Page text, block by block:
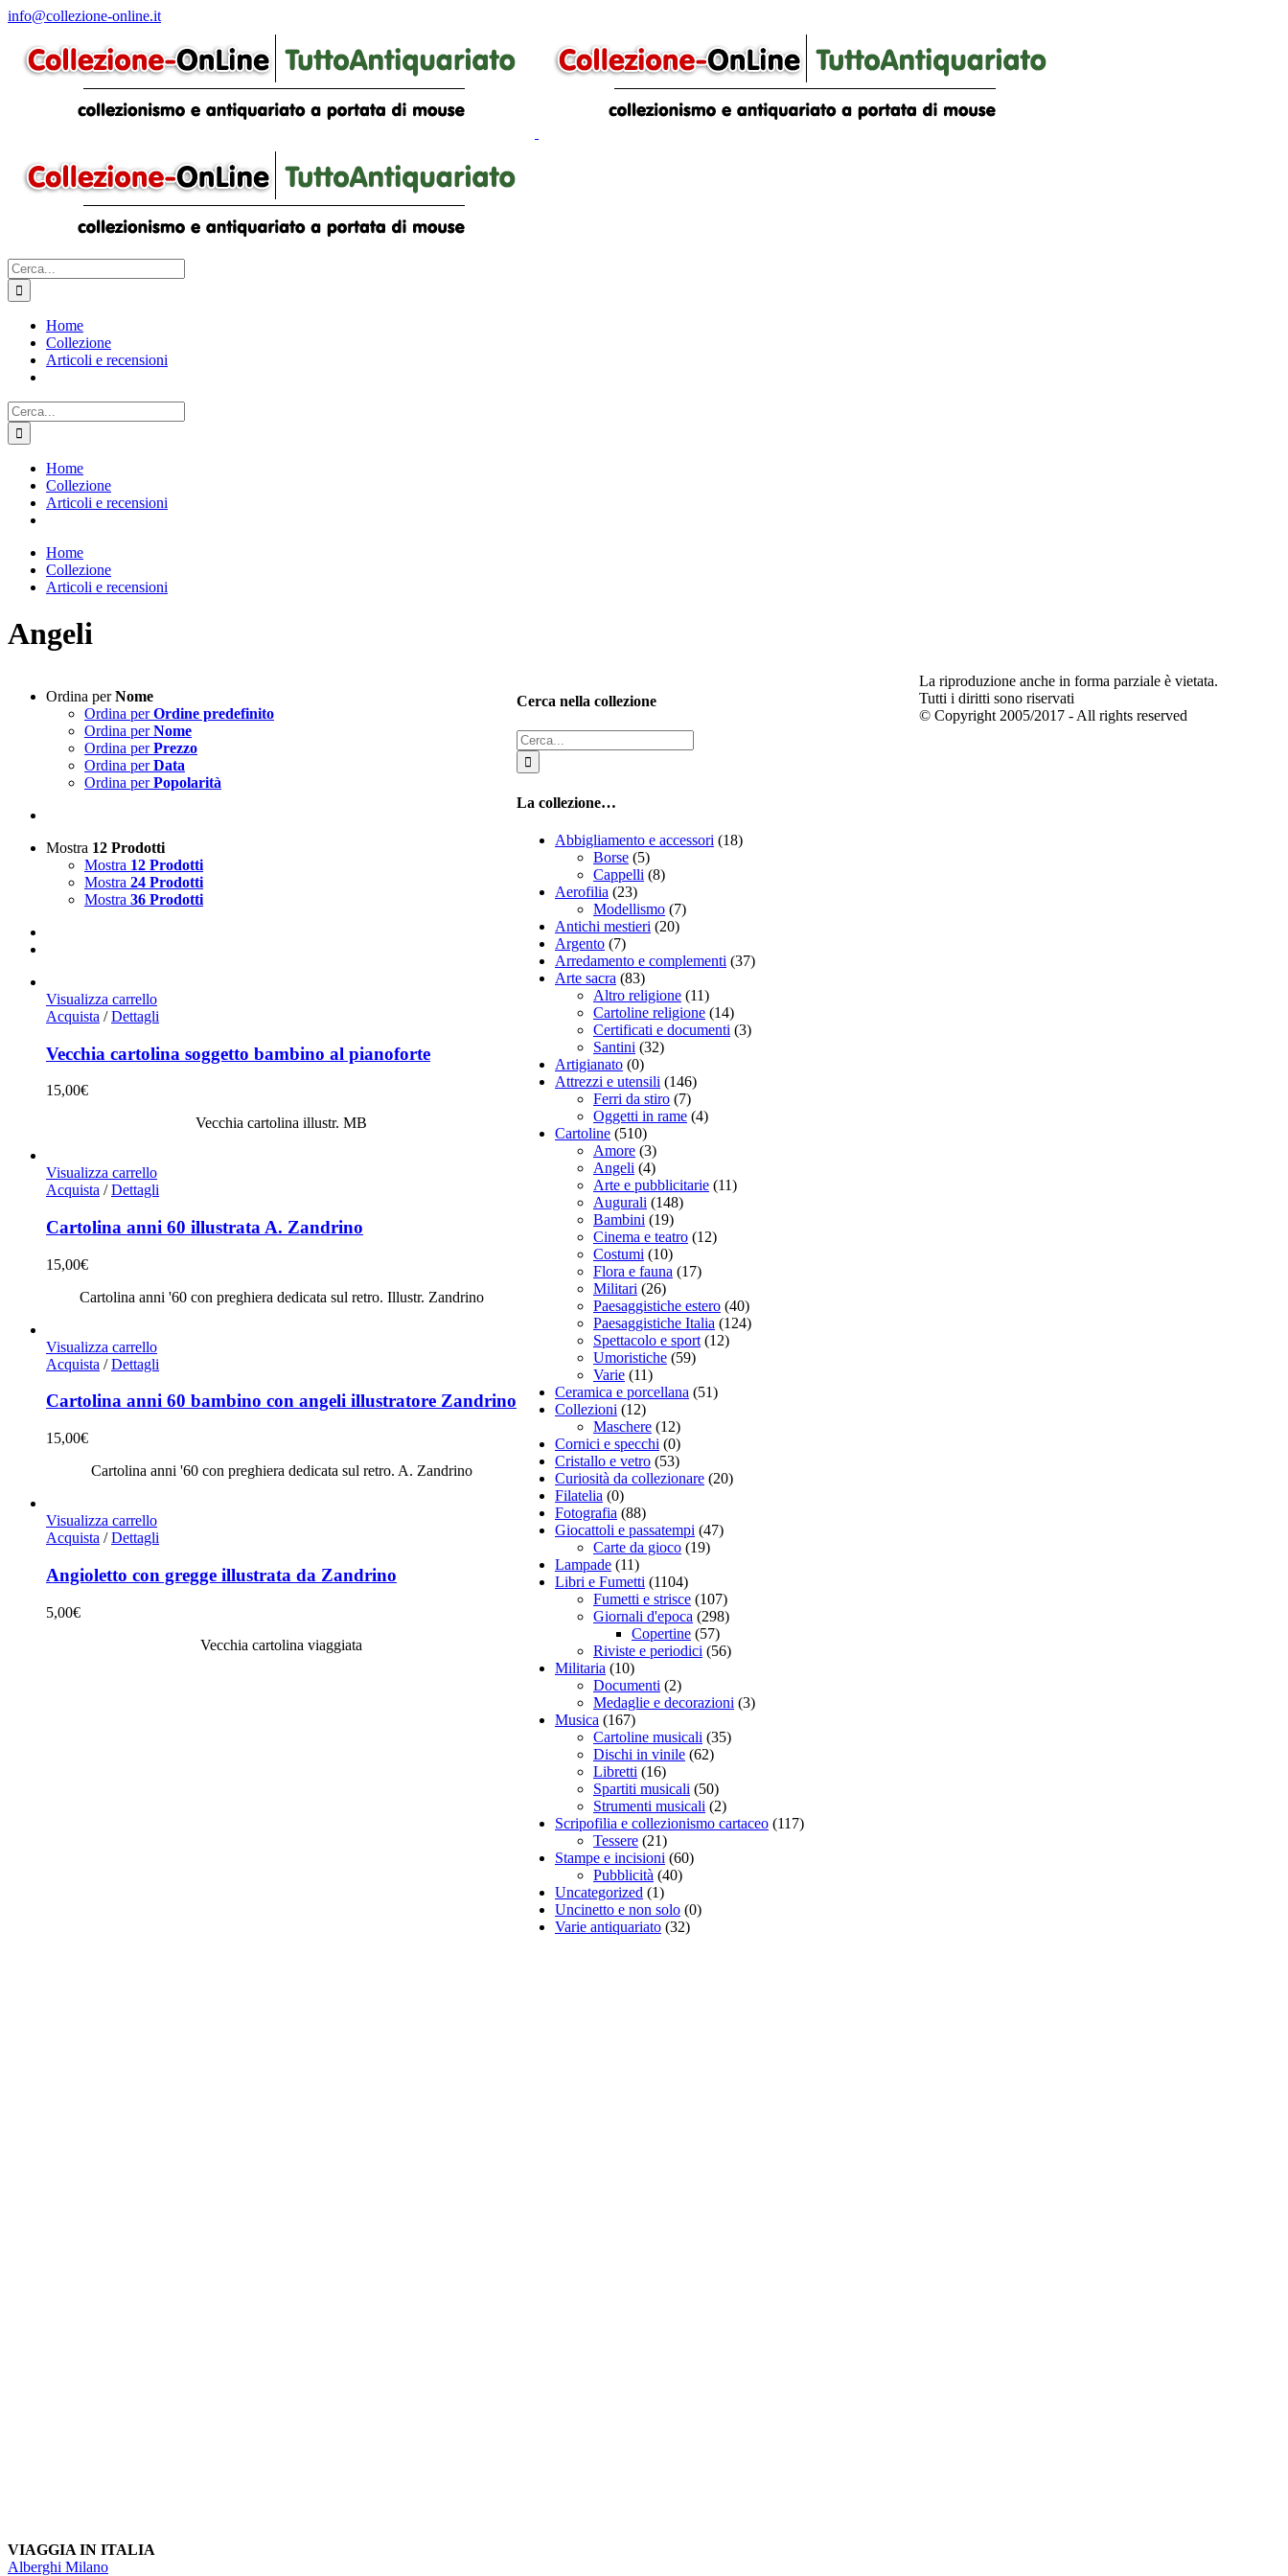
Salta
contenuto
info@collezione-online.it
Cerca
per:
Home
Collezione
Articoli e recensioni
Cerca
per:
Home
Collezione
Articoli e recensioni
Home
Collezione
Articoli e recensioni
Angeli
Ordina perNome
Ordina perOrdine predefinito
Ordina perNome
Ordina perPrezzo
Ordina perData
Ordina perPopolarità
Mostra 12 Prodotti
Mostra 12 Prodotti
Mostra 24 Prodotti
Mostra 36 Prodotti
Visualizza carrello
Acquista / Dettagli
Vecchia cartolina soggetto bambino al pianoforte
15,00€
Vecchia cartolina illustr. MB
Visualizza carrello
Acquista / Dettagli
Cartolina anni 60 illustrata A. Zandrino
15,00€
Cartolina anni '60 con preghiera dedicata sul retro. Illustr. Zandrino
Visualizza carrello
Acquista / Dettagli
Cartolina anni 60 bambino con angeli illustratore Zandrino
15,00€
Cartolina anni '60 con preghiera dedicata sul retro. A. Zandrino
Visualizza carrello
Acquista / Dettagli
Angioletto con gregge illustrata da Zandrino
5,00€
Vecchia cartolina viaggiata
Cerca nella collezione
Cerca
per:
La collezione…
Abbigliamento e accessori (18)
Borse (5)
Cappelli (8)
Aerofilia (23)
Modellismo (7)
Antichi mestieri (20)
Argento (7)
Arredamento e complementi (37)
Arte sacra (83)
Altro religione (11)
Cartoline religione (14)
Certificati e documenti (3)
Santini (32)
Artigianato (0)
Attrezzi e utensili (146)
Ferri da stiro (7)
Oggetti in rame (4)
Cartoline (510)
Amore (3)
Angeli (4)
Arte e pubblicitarie (11)
Augurali (148)
Bambini (19)
Cinema e teatro (12)
Costumi (10)
Flora e fauna (17)
Militari (26)
Paesaggistiche estero (40)
Paesaggistiche Italia (124)
Spettacolo e sport (12)
Umoristiche (59)
Varie (11)
Ceramica e porcellana (51)
Collezioni (12)
Maschere (12)
Cornici e specchi (0)
Cristallo e vetro (53)
Curiosità da collezionare (20)
Filatelia (0)
Fotografia (88)
Giocattoli e passatempi (47)
Carte da gioco (19)
Lampade (11)
Libri e Fumetti (1104)
Fumetti e strisce (107)
Giornali d'epoca (298)
Copertine (57)
Riviste e periodici (56)
Militaria (10)
Documenti (2)
Medaglie e decorazioni (3)
Musica (167)
Cartoline musicali (35)
Dischi in vinile (62)
Libretti (16)
Spartiti musicali (50)
Strumenti musicali (2)
Scripofilia e collezionismo cartaceo (117)
Tessere (21)
Stampe e incisioni (60)
Pubblicità (40)
Uncategorized (1)
Uncinetto e non solo (0)
Varie antiquariato (32)
La riproduzione anche in forma parziale è vietata.
Tutti i diritti sono riservati
© Copyright 2005/2017 - All rights reserved
VIAGGIA IN ITALIA
Alberghi Milano